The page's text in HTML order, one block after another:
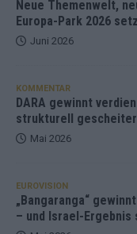
Neue Themenwelt,
Europa-Park 2026
Juni 2026
KOMMENTAR
DARA gewinnt
strukturell
Mai 2026
EUROVISION
„Bangaranga“
– und Israel-